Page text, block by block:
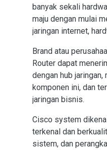
banyak sekali
maju dengan mulai
jaringan internet,
Brand atau
Router dapat
dengan hub
komponen ini, dan
jaringan bisnis.
Cisco system
terkenal dan
sistem, dan